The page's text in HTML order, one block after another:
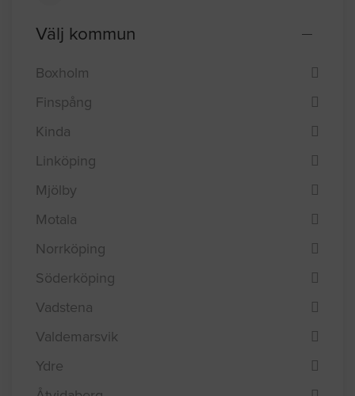
Välj kommun
Boxholm
Finspång
Kinda
Linköping
Mjölby
Motala
Norrköping
Söderköping
Vadstena
Valdemarsvik
Ydre